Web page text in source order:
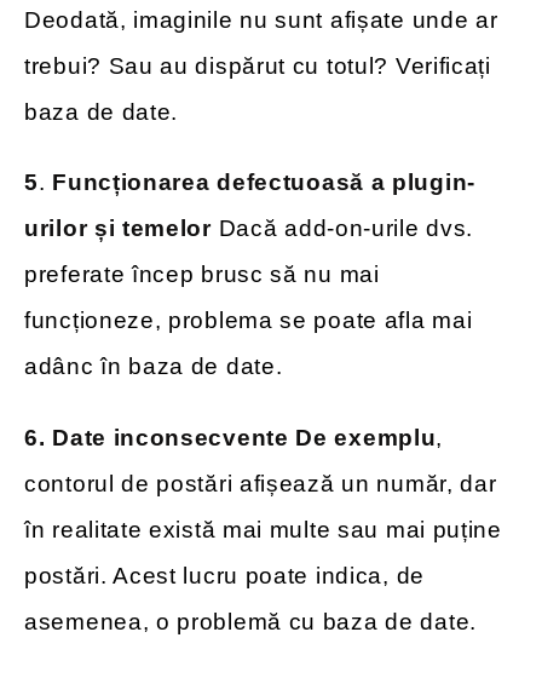
Deodată, imaginile nu sunt afișate unde ar
trebui? Sau au dispărut cu totul? Verificați
baza de date.
5. Funcționarea defectuoasă a plugin-
urilor și temelor Dacă add-on-urile dvs.
preferate încep brusc să nu mai
funcționeze, problema se poate afla mai
adânc în baza de date.
6. Date inconsecvente De exemplu,
contorul de postări afișează un număr, dar
în realitate există mai multe sau mai puține
postări. Acest lucru poate indica, de
asemenea, o problemă cu baza de date.